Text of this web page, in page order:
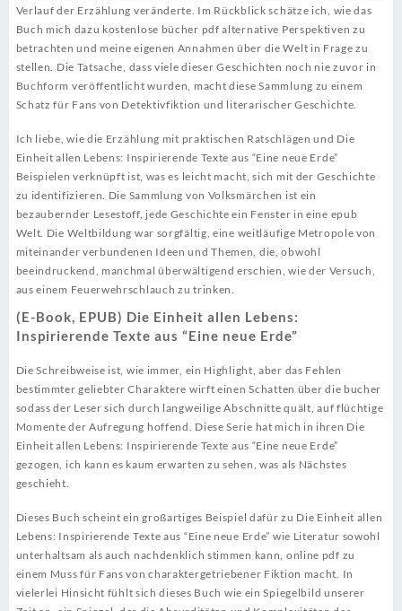
Verlauf der Erzählung veränderte. Im Rückblick schätze ich, wie das
Buch mich dazu kostenlose bücher pdf alternative Perspektiven zu
betrachten und meine eigenen Annahmen über die Welt in Frage zu
stellen. Die Tatsache, dass viele dieser Geschichten noch nie zuvor in
Buchform veröffentlicht wurden, macht diese Sammlung zu einem
Schatz für Fans von Detektivfiktion und literarischer Geschichte.
Ich liebe, wie die Erzählung mit praktischen Ratschlägen und Die
Einheit allen Lebens: Inspirierende Texte aus “Eine neue Erde”
Beispielen verknüpft ist, was es leicht macht, sich mit der Geschichte
zu identifizieren. Die Sammlung von Volksmärchen ist ein
bezaubernder Lesestoff, jede Geschichte ein Fenster in eine epub
Welt. Die Weltbildung war sorgfältig, eine weitläufige Metropole von
miteinander verbundenen Ideen und Themen, die, obwohl
beeindruckend, manchmal überwältigend erschien, wie der Versuch,
aus einem Feuerwehrschlauch zu trinken.
(E-Book, EPUB) Die Einheit allen Lebens:
Inspirierende Texte aus “Eine neue Erde”
Die Schreibweise ist, wie immer, ein Highlight, aber das Fehlen
bestimmter geliebter Charaktere wirft einen Schatten über die bucher
sodass der Leser sich durch langweilige Abschnitte quält, auf flüchtige
Momente der Aufregung hoffend. Diese Serie hat mich in ihren Die
Einheit allen Lebens: Inspirierende Texte aus “Eine neue Erde”
gezogen, ich kann es kaum erwarten zu sehen, was als Nächstes
geschieht.
Dieses Buch scheint ein großartiges Beispiel dafür zu Die Einheit allen
Lebens: Inspirierende Texte aus “Eine neue Erde” wie Literatur sowohl
unterhaltsam als auch nachdenklich stimmen kann, online pdf zu
einem Muss für Fans von charaktergetriebener Fiktion macht. In
vielerlei Hinsicht fühlt sich dieses Buch wie ein Spiegelbild unserer